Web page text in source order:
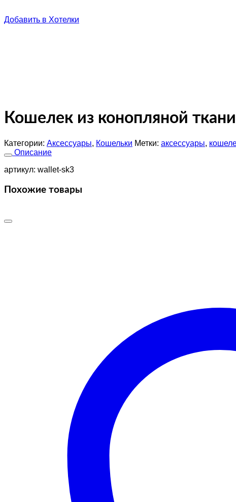
Добавить в Хотелки
Кошелек из конопляной
Категории: Аксессуары, Кошельки Метки: аксессуары,
Описание
артикул: wallet-sk3
Похожие товары